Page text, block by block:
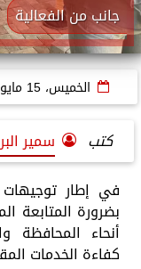
جانب من الفعالية
الخميس، 15 مايو 2025
كتب
سمير
في إطار توجيهات
بضرورة المتابعة
أنحاء المحافظة
كفاءة الخدمات